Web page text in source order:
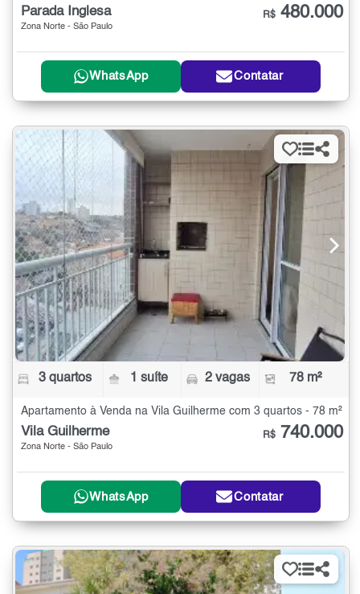
Parada Inglesa
Zona Norte - São Paulo
R$ 480.000
WhatsApp Contatar
3 quartos 1 suíte 2 vagas 78 m²
Apartamento à Venda na Vila Guilherme com 3 quartos - 78 m²
Vila Guilherme
Zona Norte - São Paulo
R$ 740.000
WhatsApp Contatar